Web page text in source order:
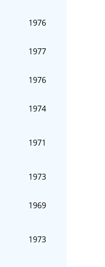
1976
1977
1976
1974
1971
1973
1969
1973